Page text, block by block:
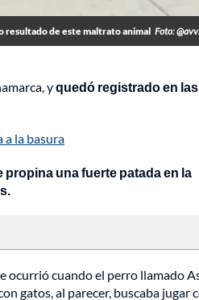
resultado de este maltrato animal Foto:
yquedó registrado en las
a la basura
propina una fuerte patada en la
ocurrió cuando el perro llamado
gatos, al parecer, buscaba jugar